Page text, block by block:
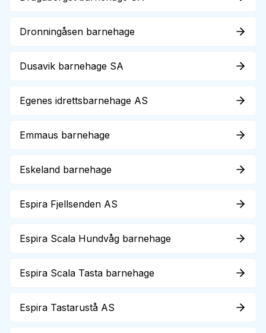
Dronningåsen barnehage
Dusavik barnehage SA
Egenes idrettsbarnehage AS
Emmaus barnehage
Eskeland barnehage
Espira Fjellsenden AS
Espira Scala Hundvåg barnehage
Espira Scala Tasta barnehage
Espira Tastarustå AS